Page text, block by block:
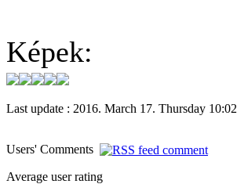
Képek:
Last update : 2016. March 17. Thursday 10:02
Users' Comments
Average user rating